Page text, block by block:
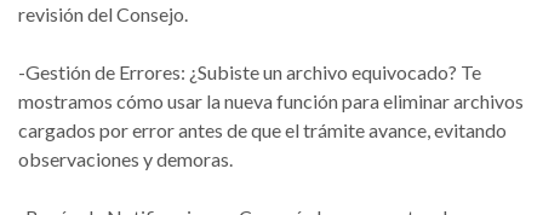
revisión del Consejo.
-​Gestión de Errores: ¿Subiste un archivo equivocado? Te
mostramos cómo usar la nueva función para eliminar archivos
cargados por error antes de que el trámite avance, evitando
observaciones y demoras.